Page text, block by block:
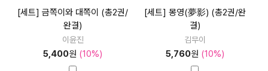
[세트] 금쪽이와 대쪽이 (총2권/
완결)
이윤진
5,400원 (10%)
[세트] 몽영(夢影) (총2권/완
결)
김무이
5,760원 (10%)